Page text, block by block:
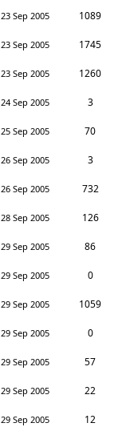
23 Sep 2005 1089
23 Sep 2005 1745
23 Sep 2005 1260
24 Sep 2005 3
25 Sep 2005 70
26 Sep 2005 3
26 Sep 2005 732
28 Sep 2005 126
29 Sep 2005 86
29 Sep 2005 0
29 Sep 2005 1059
29 Sep 2005 0
29 Sep 2005 57
29 Sep 2005 22
29 Sep 2005 12